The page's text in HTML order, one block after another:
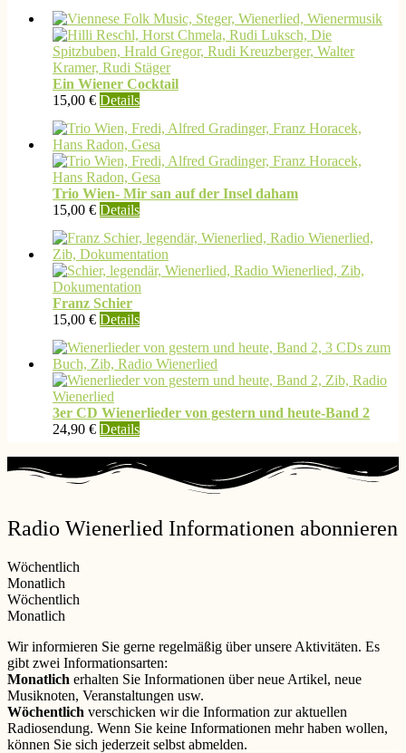
Ein Wiener Cocktail
15,00 € Details
Trio Wien- Mir san auf der Insel daham
15,00 € Details
Franz Schier
15,00 € Details
3er CD Wienerlieder von gestern und heute-Band 2
24,90 € Details
Radio Wienerlied Informationen abonnieren
Wöchentlich
Monatlich
Wöchentlich
Monatlich
Wir informieren Sie gerne regelmäßig über unsere Aktivitäten. Es
gibt zwei Informationsarten:
Monatlich erhalten Sie Informationen über neue Artikel, neue
Musiknoten, Veranstaltungen usw.
Wöchentlich verschicken wir die Information zur aktuellen
Radiosendung. Wenn Sie keine Informationen mehr haben wollen,
können Sie sich jederzeit selbst abmelden.